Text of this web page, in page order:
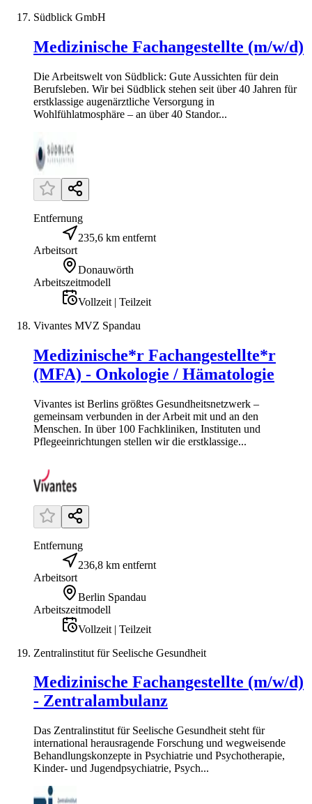
Südblick GmbH
Medizinische Fachangestellte (m/w/d)
Die Arbeitswelt von Südblick: Gute Aussichten für dein
Berufsleben. Wir bei Südblick stehen seit über 40 Jahren für
erstklassige augenärztliche Versorgung in
Wohlfühlatmosphäre – an über 40 Standor...
Entfernung
235,6 km entfernt
Arbeitsort
Donauwörth
Arbeitszeitmodell
Vollzeit | Teilzeit
Vivantes MVZ Spandau
Medizinische*r Fachangestellte*r
(MFA) - Onkologie / Hämatologie
Vivantes ist Berlins größtes Gesundheitsnetzwerk –
gemeinsam verbunden in der Arbeit mit und an den
Menschen. In über 100 Fachkliniken, Instituten und
Pflegeeinrichtungen stellen wir die erstklassige...
Entfernung
236,8 km entfernt
Arbeitsort
Berlin Spandau
Arbeitszeitmodell
Vollzeit | Teilzeit
Zentralinstitut für Seelische Gesundheit
Medizinische Fachangestellte (m/w/d)
- Zentralambulanz
Das Zentralinstitut für Seelische Gesundheit steht für
international herausragende Forschung und wegweisende
Behandlungskonzepte in Psychiatrie und Psychotherapie,
Kinder- und Jugendpsychiatrie, Psych...